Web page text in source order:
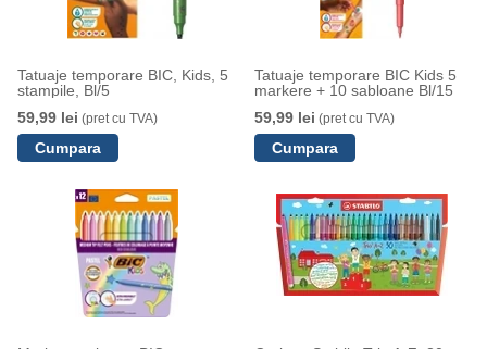
Tatuaje temporare BIC, Kids, 5
stampile, Bl/5
59,99 lei (pret cu TVA)
Tatuaje temporare BIC Kids 5
markere + 10 sabloane Bl/15
59,99 lei (pret cu TVA)